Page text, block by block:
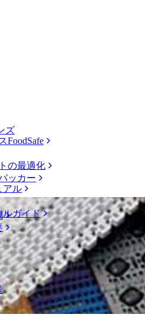
ズ
FoodSafe
の最適化
ッカー
アル
ルガイド
フライト
リングフライト